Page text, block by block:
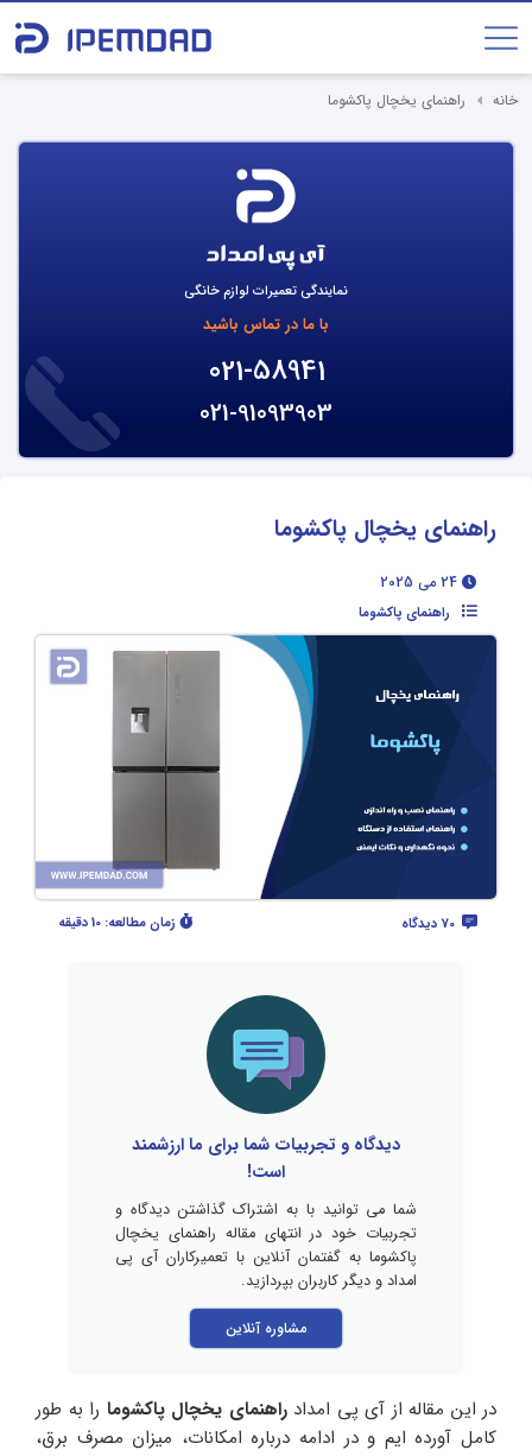
خانه راهنمای یخچال پاکشوما
نمایندگی تعمیرات لوازم خانگی
با ما در تماس باشید
021-58941
021-91093903
راهنمای یخچال پاکشوما
راهنمای پاکشوما
زمان مطالعه: 10 دقیقه
دیدگاه و تجربیات شما برای ما ارزشمند
است!
شما می توانید با به اشتراک گذاشتن دیدگاه و
تجربیات خود در انتهای مقاله راهنمای یخچال
پاکشوما به گفتمان آنلاین با تعمیرکاران آی پی
امداد و دیگر کاربران بپردازید.
مشاوره آنلاین
در این مقاله از آی پی امدادراهنمای یخچال پاکشوما را به طور
کامل آورده ایم و در ادامه درباره امکانات، میزان مصرف برق،